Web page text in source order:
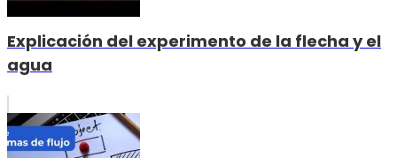
Explicación del experimento de la flecha y el
agua